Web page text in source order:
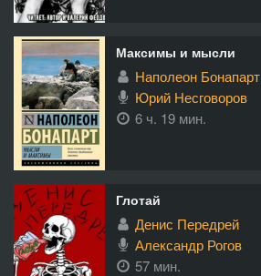
Максимы и мысли
Наполеон Бонапарт
Юрий Несговоров
6 ч. 19 мин.
Глотай
Денис Передрей
Александр Рогов
57 мин.